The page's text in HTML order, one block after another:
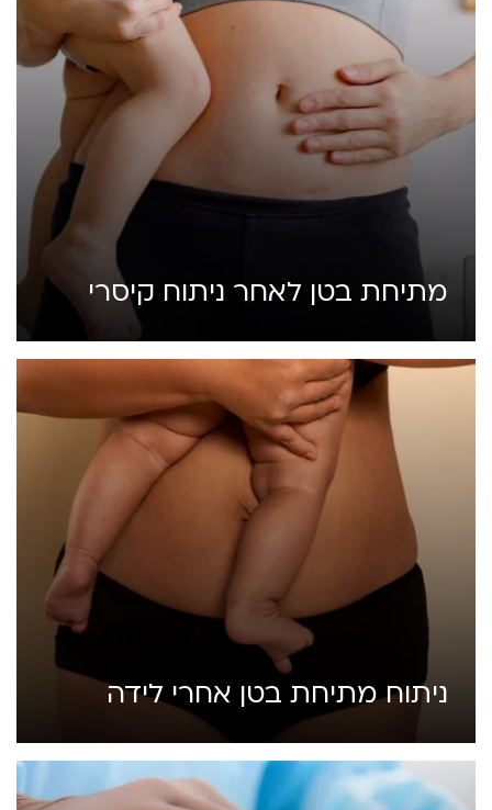
מתיחת בטן לאחר ניתוח קיסרי
ניתוח מתיחת בטן אחרי לידה